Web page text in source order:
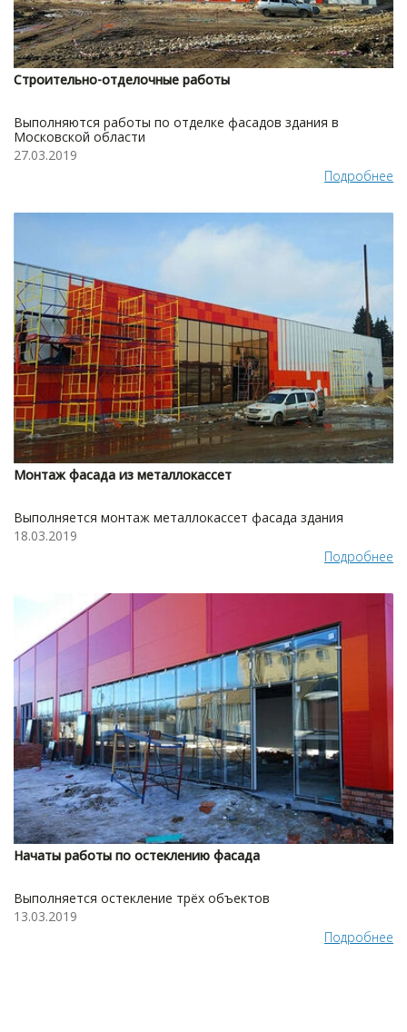
Строительно-отделочные работы
Выполняются работы по отделке фасадов здания в
Московской области
27.03.2019
Подробнее
Монтаж фасада из металлокассет
Выполняется монтаж металлокассет фасада здания
18.03.2019
Подробнее
Начаты работы по остеклению фасада
Выполняется остекление трёх объектов
13.03.2019
Подробнее